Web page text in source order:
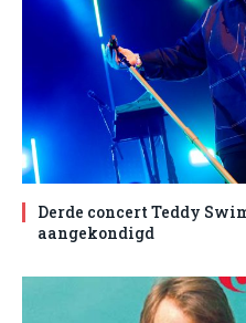
Derde concert Teddy
aangekondigd